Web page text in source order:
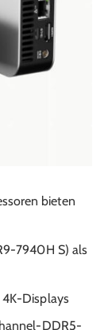
bieten
7940H S) als
Displays
DDR5-